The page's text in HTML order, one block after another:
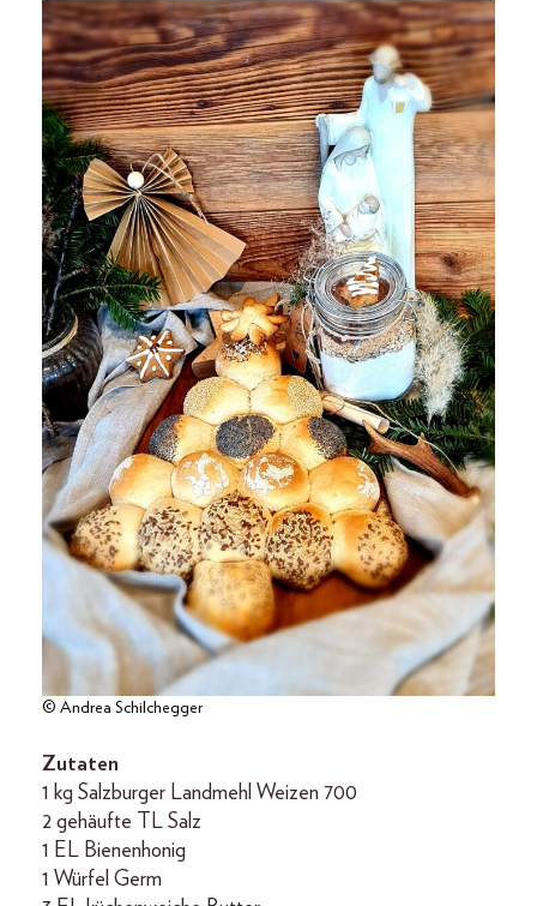
© Andrea Schilchegger
Zutaten
1 kg Salzburger Landmehl Weizen 700
2 gehäufte TL Salz
1 EL Bienenhonig
1 Würfel Germ